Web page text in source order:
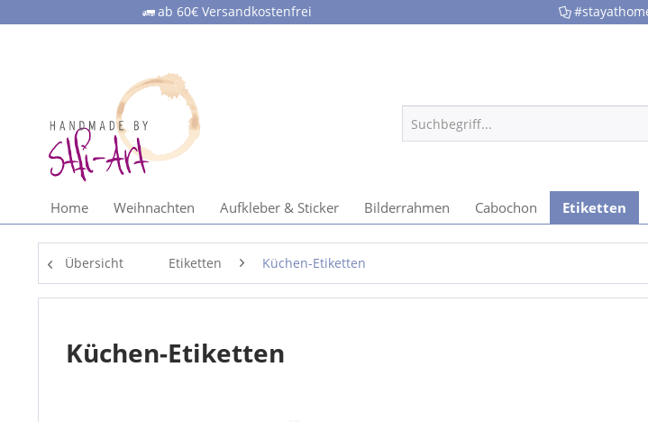
ab 60€ Versandkostenfrei
Home Weihnachten Aufkleber & Sticker Bilderrahmen Cabochon Etiketten
Übersicht Etiketten Küchen-Etiketten
Küchen-Etiketten